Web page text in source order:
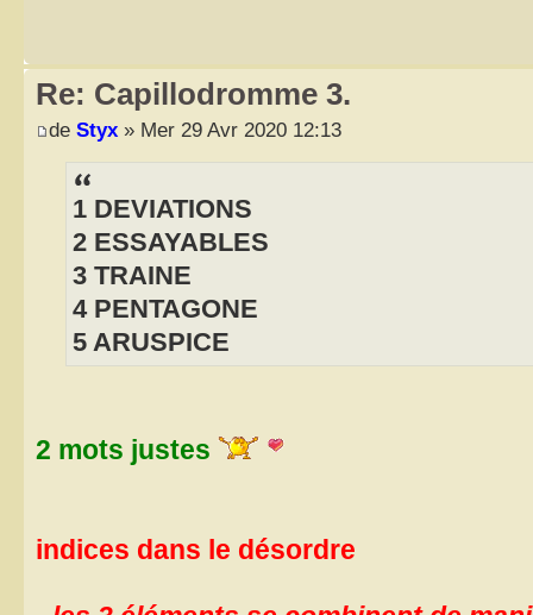
Re: Capillodromme 3.
de Styx » Mer 29 Avr 2020 12:13
1 DEVIATIONS
2 ESSAYABLES
3 TRAINE
4 PENTAGONE
5 ARUSPICE
2 mots justes
indices dans le désordre